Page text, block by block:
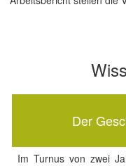
Der
Im Turnus von zwei